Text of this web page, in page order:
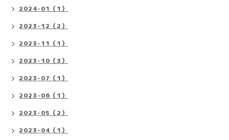
2024-01（1）
2023-12（2）
2023-11（1）
2023-10（3）
2023-07（1）
2023-06（1）
2023-05（2）
2023-04（1）